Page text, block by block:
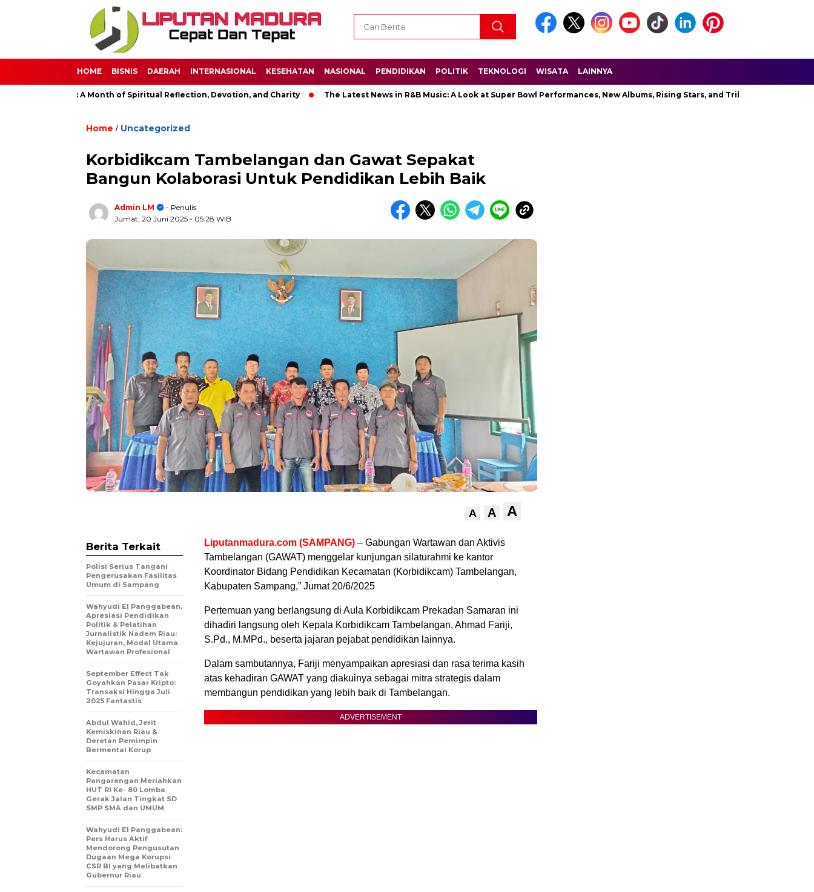
HOME BISNIS DAERAH INTERNASIONAL KESEHATAN NASIONAL PENDIDIKAN POLITIK TEKNOLOGI WISATA LAINNYA
Ramadan: A Month of Spiritual Reflection, Devotion, and Charity The Latest News in R&B Music: A Look at Super Bowl Performances, New Albums, Rising Stars, and Tribute to Aaliyah
Home / Uncategorized
Korbidikcam Tambelangan dan Gawat Sepakat
Bangun Kolaborasi Untuk Pendidikan Lebih Baik
Admin LM
- Penulis
Jumat, 20 Juni 2025 - 05:28 WIB
A A A
Liputanmadura.com (SAMPANG) – Gabungan Wartawan dan Aktivis
Tambelangan (GAWAT) menggelar kunjungan silaturahmi ke kantor
Koordinator Bidang Pendidikan Kecamatan (Korbidikcam) Tambelangan,
Kabupaten Sampang,” Jumat 20/6/2025
Pertemuan yang berlangsung di Aula Korbidikcam Prekadan Samaran ini
dihadiri langsung oleh Kepala Korbidikcam Tambelangan, Ahmad Fariji,
S.Pd., M.MPd., beserta jajaran pejabat pendidikan lainnya.
Dalam sambutannya, Fariji menyampaikan apresiasi dan rasa terima kasih
atas kehadiran GAWAT yang diakuinya sebagai mitra strategis dalam
membangun pendidikan yang lebih baik di Tambelangan.
ADVERTISEMENT
Berita Terkait
Polisi Serius Tangani
Pengerusakan Fasilitas
Umum di Sampang
Wahyudi El Panggabean,
Apresiasi Pendidikan
Politik & Pelatihan
Jurnalistik Nadem Riau:
Kejujuran, Modal Utama
Wartawan Profesional
September Effect Tak
Goyahkan Pasar Kripto:
Transaksi Hingga Juli
2025 Fantastis
Abdul Wahid, Jerit
Kemiskinan Riau &
Deretan Pemimpin
Bermental Korup
Kecamatan
Pangarengan Meriahkan
HUT RI Ke- 80 Lomba
Gerak Jalan Tingkat SD
SMP SMA dan UMUM
Wahyudi El Panggabean:
Pers Harus Aktif
Mendorong Pengusutan
Dugaan Mega Korupsi
CSR BI yang Melibatkan
Gubernur Riau